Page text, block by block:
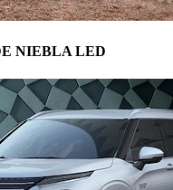
NIEBLA LED